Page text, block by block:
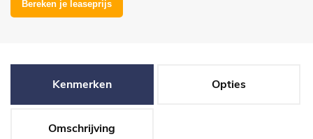
Kenmerken Opties
Omschrijving